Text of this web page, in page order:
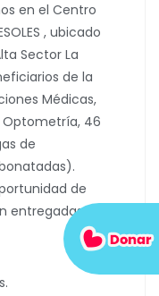
en el Centro
, ubicado
Sector La
de la
Médicas,
Optometría, 46
de
de
entregadas